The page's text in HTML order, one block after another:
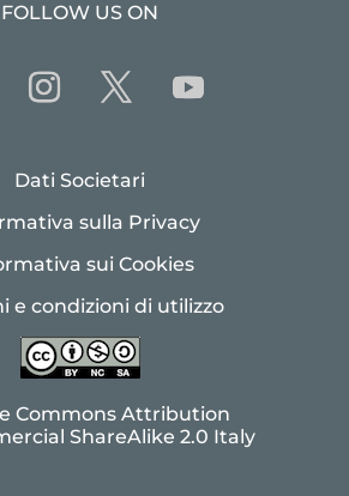
FOLLOW US ON
Dati Societari
sulla Privacy
sui Cookies
e condizioni di utilizzo
Commons Attribution
ShareAlike 2.0 Italy